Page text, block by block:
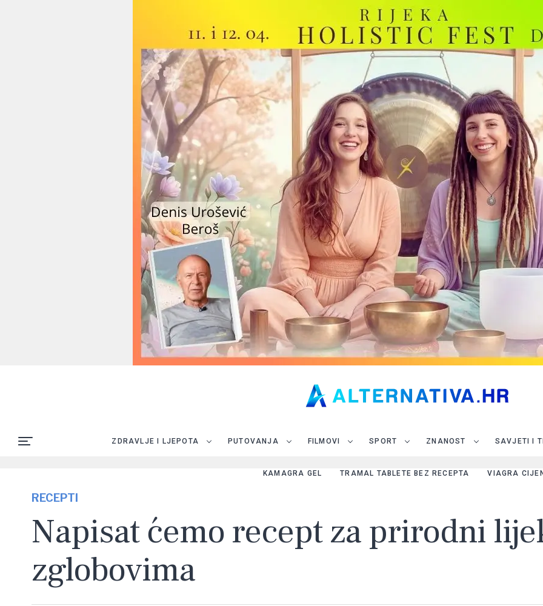
ZDRAVLJE I LJEPOTA PUTOVANJA FILMOVI SPORT ZNANOST SAVJETI I
KAMAGRA GEL TRAMAL TABLETE BEZ RECEPTA VIAGRA
RECEPTI
Napisat ćemo recept za prirodni
zglobovima